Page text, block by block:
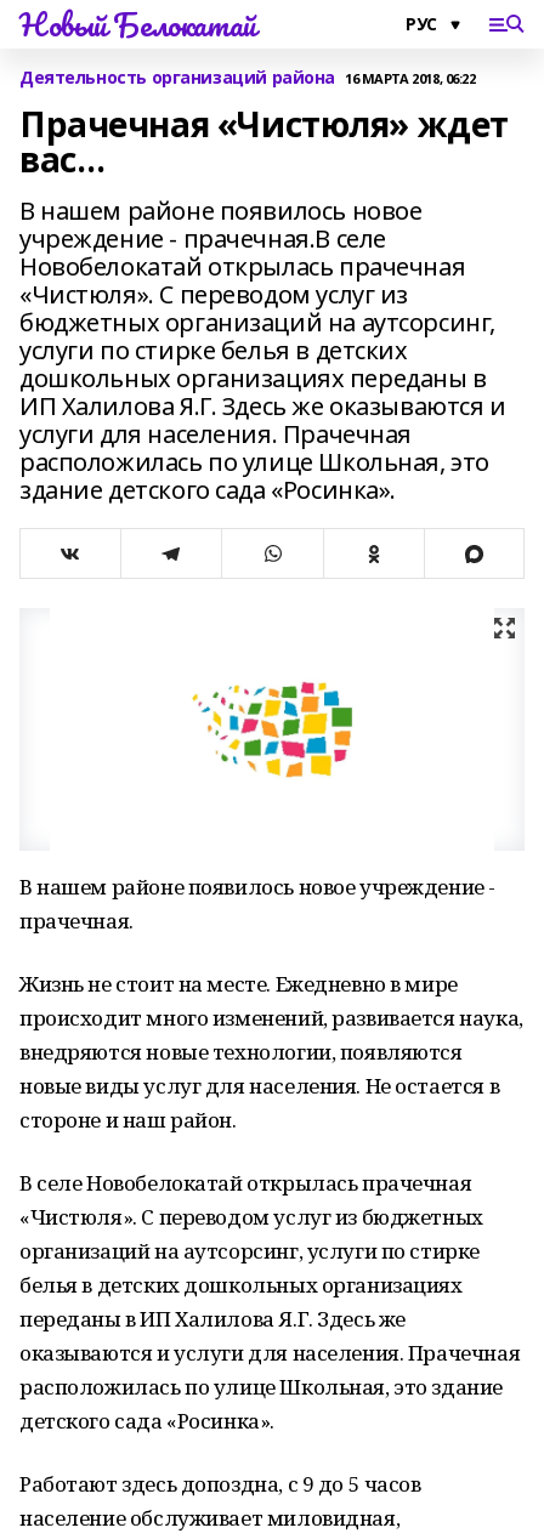
Новый Белокатай
Деятельность организаций района 16 МАРТА 2018, 06:22
Прачечная «Чистюля» ждет
вас…
В нашем районе появилось новое
учреждение - прачечная.В селе
Новобелокатай открылась прачечная
«Чистюля». С переводом услуг из
бюджетных организаций на аутсорсинг,
услуги по стирке белья в детских
дошкольных организациях переданы в
ИП Халилова Я.Г. Здесь же оказываются и
услуги для населения. Прачечная
расположилась по улице Школьная, это
здание детского сада «Росинка».
В нашем районе появилось новое учреждение -
прачечная.
Жизнь не стоит на месте. Ежедневно в мире
происходит много изменений, развивается наука,
внедряются новые технологии, появляются
новые виды услуг для населения. Не остается в
стороне и наш район.
В селе Новобелокатай открылась прачечная
«Чистюля». С переводом услуг из бюджетных
организаций на аутсорсинг, услуги по стирке
белья в детских дошкольных организациях
переданы в ИП Халилова Я.Г. Здесь же
оказываются и услуги для населения. Прачечная
расположилась по улице Школьная, это здание
детского сада «Росинка».
Работают здесь допоздна, с 9 до 5 часов
население обслуживает миловидная,